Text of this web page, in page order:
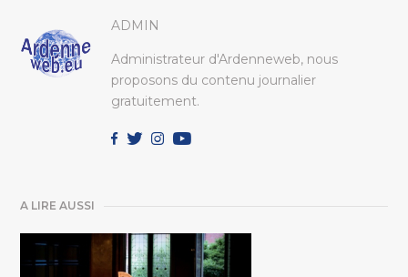
ADMIN
Administrateur d'Ardenneweb, nous
proposons du contenu journalier
gratuitement.
A LIRE AUSSI